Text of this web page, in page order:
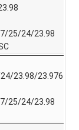
25/24/23.98
23.98/23.976
25/24/23.98